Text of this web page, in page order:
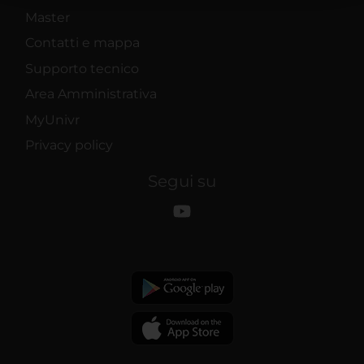
raccolto dal tuo utilizzo dei loro servizi.
Master
Contatti e mappa
Supporto tecnico
Area Amministrativa
MyUnivr
Privacy policy
Segui su